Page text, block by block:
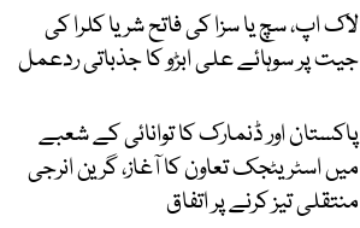
لاک اپ، سچ یا سزا کی فاتح شریا کلرا کی
جیت پر سوہائے علی ابڑو کا جذباتی ردعمل
پاکستان اور ڈنمارک کا توانائی کے شعبے
میں اسٹریٹجک تعاون کا آغاز، گرین انرجی
منتقلی تیز کرنے پر اتفاق